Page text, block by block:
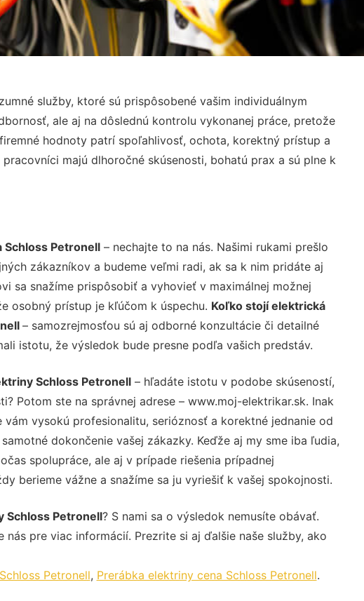
služby, ktoré sú prispôsobené vašim individuálnym
ale aj na dôslednú kontrolu vykonanej práce, pretože
hodnoty patrí spoľahlivosť, ochota, korektný prístup a
majú dlhoročné skúsenosti, bohatú prax a sú plne k
Schloss Petronell– nechajte to na nás. Našimi rukami prešlo
zákazníkov a budeme veľmi radi, ak sa k nim pridáte aj
sa snažíme prispôsobiť a vyhovieť v maximálnej možnej
osobný prístup je kľúčom k úspechu. Koľko stojí elektrická
– samozrejmosťou sú aj odborné konzultácie či detailné
istotu, že výsledok bude presne podľa vašich predstáv.
Schloss Petronell– hľadáte istotu v podobe skúseností,
Potom ste na správnej adrese – www.moj-elektrikar.sk. Inak
vám vysokú profesionalitu, serióznosť a korektné jednanie od
dokončenie vašej zákazky. Keďže aj my sme iba ľudia,
spolupráce, ale aj v prípade riešenia prípadnej
berieme vážne a snažíme sa ju vyriešiť k vašej spokojnosti.
Schloss Petronell? S nami sa o výsledok nemusíte obávať.
nás pre viac informácií. Prezrite si aj ďalšie naše služby, ako
Petronell, Prerábka elektriny cena Schloss Petronell.